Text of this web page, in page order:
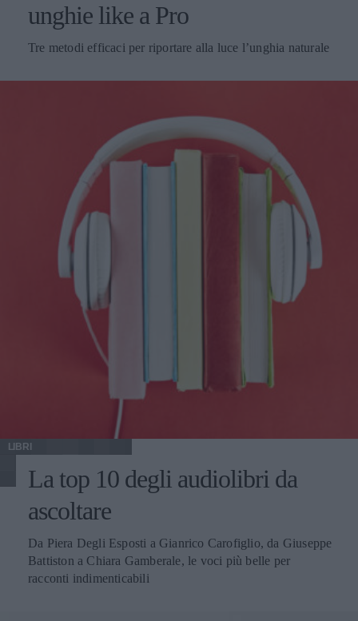
unghie like a Pro
Tre metodi efficaci per riportare alla luce l’unghia naturale
LIBRI
La top 10 degli audiolibri da
ascoltare
Da Piera Degli Esposti a Gianrico Carofiglio, da Giuseppe
Battiston a Chiara Gamberale, le voci più belle per
racconti indimenticabili